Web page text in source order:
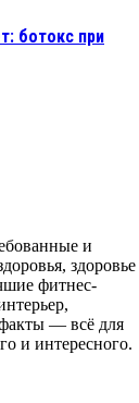
ботокс при
и
здоровье
фитнес-
— всё для
и интересного.